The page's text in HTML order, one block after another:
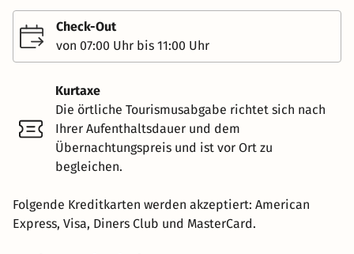
Check-Out
von 07:00 Uhr bis 11:00 Uhr
Kurtaxe
Die örtliche Tourismusabgabe richtet sich nach
Ihrer Aufenthaltsdauer und dem
Übernachtungspreis und ist vor Ort zu
begleichen.
Folgende Kreditkarten werden akzeptiert: American
Express, Visa, Diners Club und MasterCard.